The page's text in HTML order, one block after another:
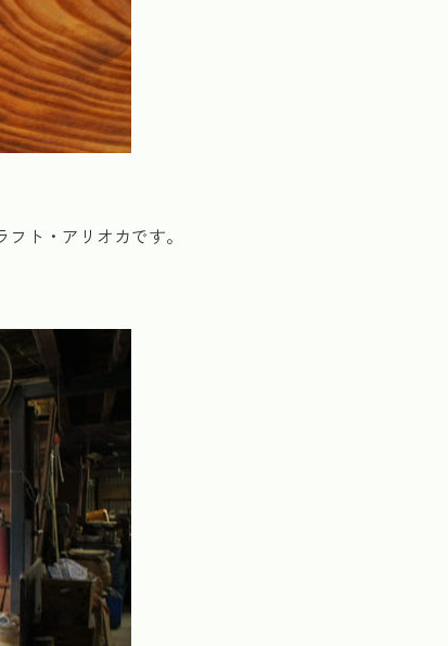
ト・アリオカです。